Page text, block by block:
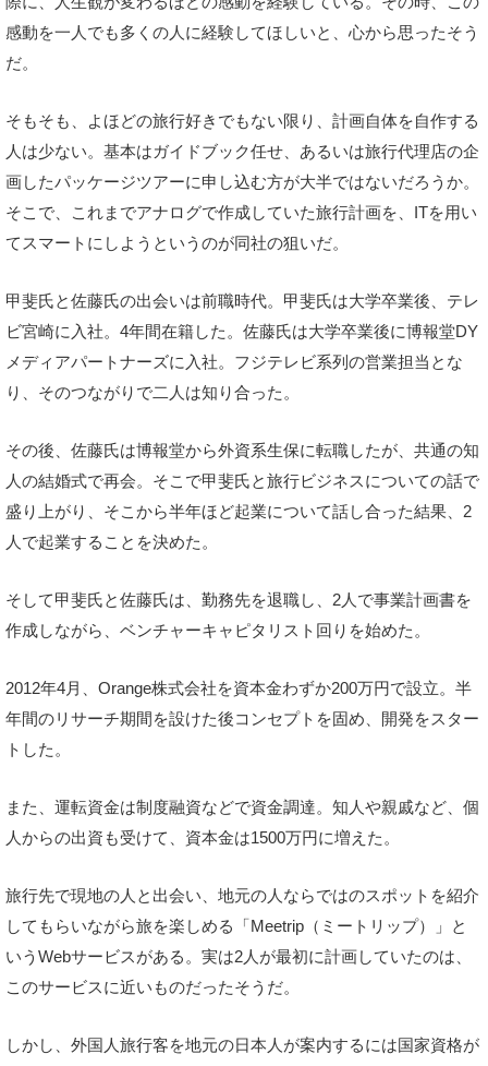
感動を一人でも多くの人に経験してほしいと、心から思ったそう
だ。
そもそも、よほどの旅行好きでもない限り、計画自体を自作する
人は少ない。基本はガイドブック任せ、あるいは旅行代理店の企
画したパッケージツアーに申し込む方が大半ではないだろうか。
そこで、これまでアナログで作成していた旅行計画を、ITを用い
てスマートにしようというのが同社の狙いだ。
甲斐氏と佐藤氏の出会いは前職時代。甲斐氏は大学卒業後、テレ
ビ宮崎に入社。4年間在籍した。佐藤氏は大学卒業後に博報堂DY
メディアパートナーズに入社。フジテレビ系列の営業担当とな
り、そのつながりで二人は知り合った。
その後、佐藤氏は博報堂から外資系生保に転職したが、共通の知
人の結婚式で再会。そこで甲斐氏と旅行ビジネスについての話で
盛り上がり、そこから半年ほど起業について話し合った結果、2
人で起業することを決めた。
そして甲斐氏と佐藤氏は、勤務先を退職し、2人で事業計画書を
作成しながら、ベンチャーキャピタリスト回りを始めた。
2012年4月、Orange株式会社を資本金わずか200万円で設立。半
年間のリサーチ期間を設けた後コンセプトを固め、開発をスター
トした。
また、運転資金は制度融資などで資金調達。知人や親戚など、個
人からの出資も受けて、資本金は1500万円に増えた。
旅行先で現地の人と出会い、地元の人ならではのスポットを紹介
してもらいながら旅を楽しめる「Meetrip（ミートリップ）」と
いうWebサービスがある。実は2人が最初に計画していたのは、
このサービスに近いものだったそうだ。
しかし、外国人旅行客を地元の日本人が案内するには国家資格が